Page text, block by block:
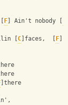
F ] Ain't nobody [
[ C ]faces,  [ F
]there